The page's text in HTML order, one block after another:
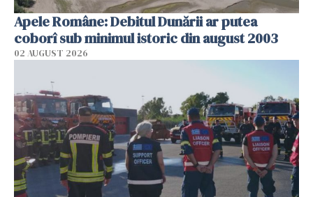
Apele Române: Debitul Dunării ar putea
coborî sub minimul istoric din august 2003
02 AUGUST 2026